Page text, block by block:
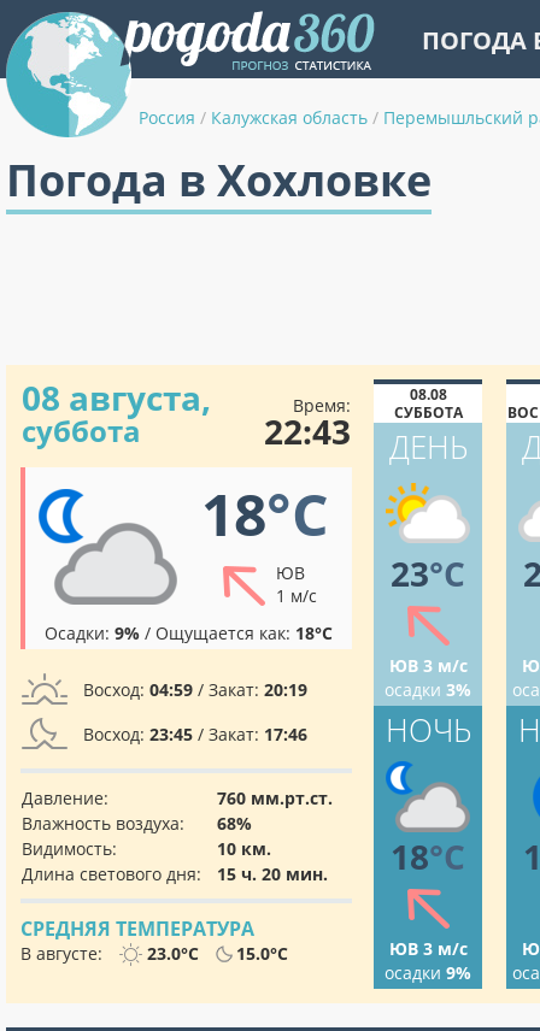
ПОГОДА
Россия / Калужская область / Перемышльский
Погода в Хохловке
08 августа,
суббота
Время:
22:43
18°C
ЮВ
1 м/с
Осадки: 9% / Ощущается как: 18°C
Восход: 04:59 / Закат: 20:19
Восход: 23:45 / Закат: 17:46
Давление:
760 мм.рт.ст.
Влажность воздуха:
68%
Видимость:
10 км.
Длина светового дня:
15 ч. 20 мин.
СРЕДНЯЯ ТЕМПЕРАТУРА
В августе: 23.0°C 15.0°C
08.08
СУББОТА
ДЕНЬ
23°C
ЮВ 3 м/с
осадки 3%
НОЧЬ
18°C
ЮВ 3 м/с
осадки 9%